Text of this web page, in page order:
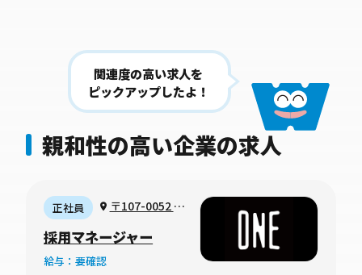
親和性の高い企業の求人
関連度の高い求人を
ピックアップしたよ！
正社員
〒107-0052 東
目12番32号 アー
ク森ビル3階
採用マネージャー
給与：要確認